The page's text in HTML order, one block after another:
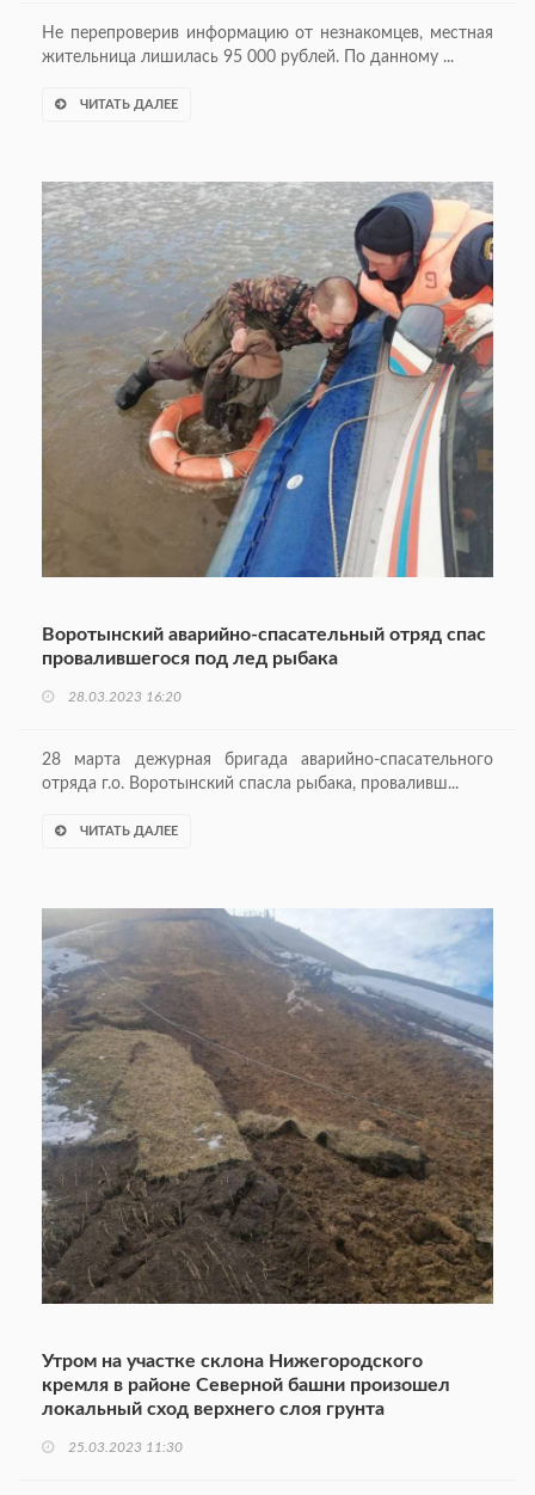
Не перепроверив информацию от незнакомцев, местная
жительница лишилась 95 000 рублей. По данному ...
ЧИТАТЬ ДАЛЕЕ
Воротынский аварийно-спасательный отряд спас
провалившегося под лед рыбака
28.03.2023 16:20
28 марта дежурная бригада аварийно-спасательного
отряда г.о. Воротынский спасла рыбака, проваливш...
ЧИТАТЬ ДАЛЕЕ
Утром на участке склона Нижегородского
кремля в районе Северной башни произошел
локальный сход верхнего слоя грунта
25.03.2023 11:30